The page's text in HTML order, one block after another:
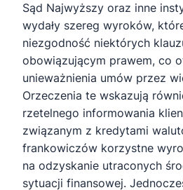
Sąd Najwyższy oraz inne
wydały szereg wyroków,
niezgodność niektórych
obowiązującym prawem, co
unieważnienia umów przez
Orzeczenia te wskazują
rzetelnego informowania
związanym z kredytami
frankowiczów korzystne
na odzyskanie utraconych
sytuacji finansowej.